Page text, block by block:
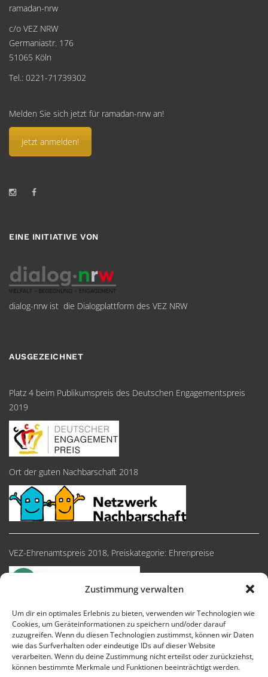
Zustimmung verwalten
Um dir ein optimales Erlebnis zu bieten, verwenden wir Technologien wie
Cookies, um Geräteinformationen zu speichern und/oder darauf
zuzugreifen. Wenn du diesen Technologien zustimmst, können wir Daten
wie das Surfverhalten oder eindeutige IDs auf dieser Website
verarbeiten. Wenn du deine Zustimmung nicht erteilst oder zurückziehst,
können bestimmte Merkmale und Funktionen beeinträchtigt werden.
ramadan-nrw
c/o VEZ NRW
Germaniastr. 176
51065 Köln
Tel.: 0221-71739302
Melden Sie sich jetzt für ramadan-nrw an!
Jetzt anmelden!
EINE INITIATIVE VON
dialog-nrw ist die Dialogplattform des VEZ NRW
AUSGEZEICHNET
Platz 4 beim Publikumspreis des Deutschen Engagementspreis
2019
Ort der guten Nachbarschaft 2018
VEZ-Ehrenamtspreis 2018, Preiskategorie: Ehrenpreise